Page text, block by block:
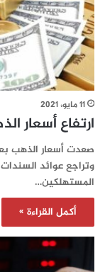
11 مايو، 2021
ارتفاع أسعار
صعدت أسعار الذهب
وتراجع عوائد
المستهلكين…
أكمل القراءة »